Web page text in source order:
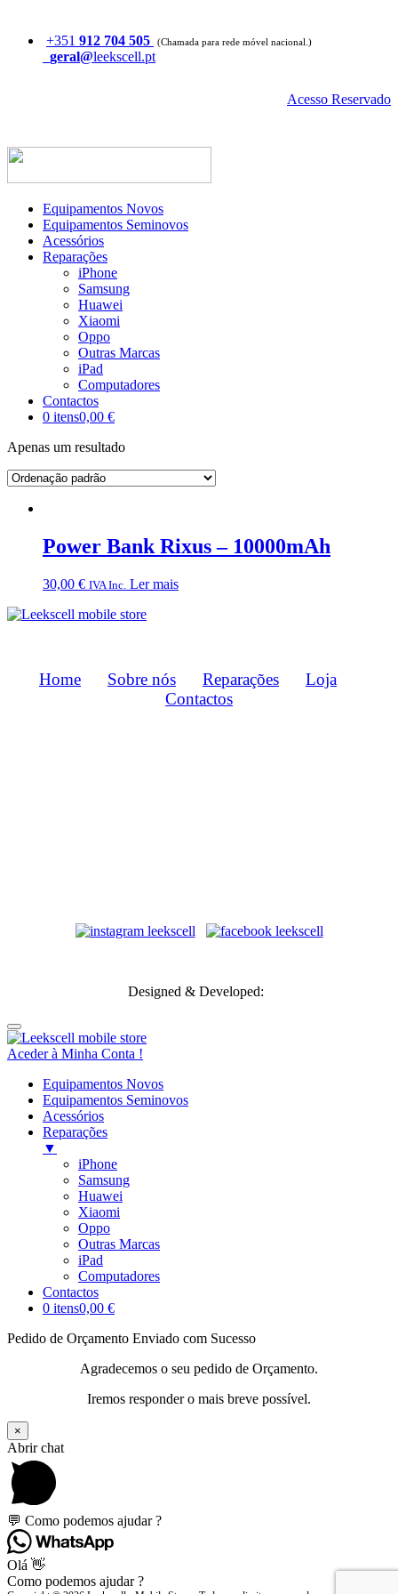
+351 912 704 505 (Chamada para rede móvel nacional.)
geral@leekscell.pt
Acesso Reservado
Equipamentos Novos
Equipamentos Seminovos
Acessórios
Reparações
iPhone
Samsung
Huawei
Xiaomi
Oppo
Outras Marcas
iPad
Computadores
Contactos
0 itens0,00 €
Apenas um resultado
Power Bank Rixus – 10000mAh
30,00 € IVA Inc. Ler mais
Home Sobre nós Reparações
Loja
Contactos
Designed & Developed:
Aceder à Minha Conta !
Equipamentos Novos
Equipamentos Seminovos
Acessórios
Reparações
▼
iPhone
Samsung
Huawei
Xiaomi
Oppo
Outras Marcas
iPad
Computadores
Contactos
0 itens0,00 €
Pedido de Orçamento Enviado com Sucesso
Agradecemos o seu pedido de Orçamento.
Iremos responder o mais breve possível.
×
Abrir chat
💬 Como podemos ajudar ?
Olá 👋
Como podemos ajudar ?